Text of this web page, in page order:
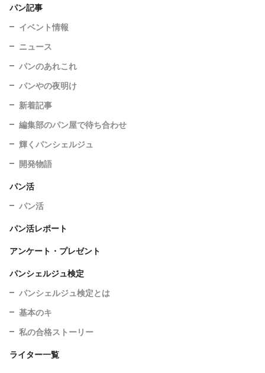
パン記事
イベント情報
ニュース
パンのあれこれ
パンやの夜明け
新着記事
編集部のパン屋で待ち合わせ
輝くパンシェルジュ
開発物語
パン活
パン活
パン活レポート
アンケート・プレゼント
パンシェルジュ検定
パンシェルジュ検定とは
基本のキ
私の合格ストーリー
ライター一覧